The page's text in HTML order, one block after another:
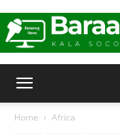
Home Africa